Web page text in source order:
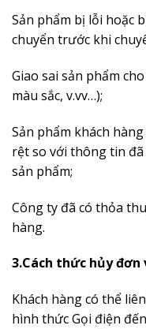
Sản phẩm bị lỗi hoặc
chuyển trước khi
Giao sai sản phẩm
màu sắc, v.vv…);
Sản phẩm khách
rệt so với thông tin
sản phẩm;
Công ty đã có thỏa
hàng.
3.Cách thức hủy
Khách hàng có thể
hình thức Gọi điện